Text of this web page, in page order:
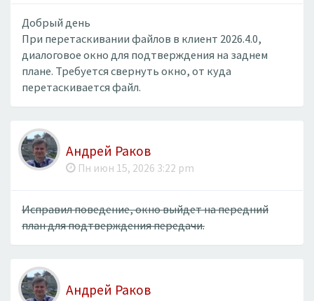
Добрый день
При перетаскивании файлов в клиент 2026.4.0,
диалоговое окно для подтверждения на заднем
плане. Требуется свернуть окно, от куда
перетаскивается файл.
Андрей Раков
Пн июн 15, 2026 3:22 pm
Исправил поведение, окно выйдет на передний
план для подтверждения передачи.
Андрей Раков